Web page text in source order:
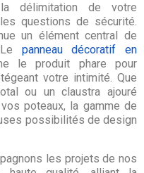
la délimitation de votre
questions de sécurité.
un élément central de
panneau décoratif en
le produit phare pour
votre intimité. Que
ou un claustra ajouré
poteaux, la gamme de
possibilités de design
les projets de nos